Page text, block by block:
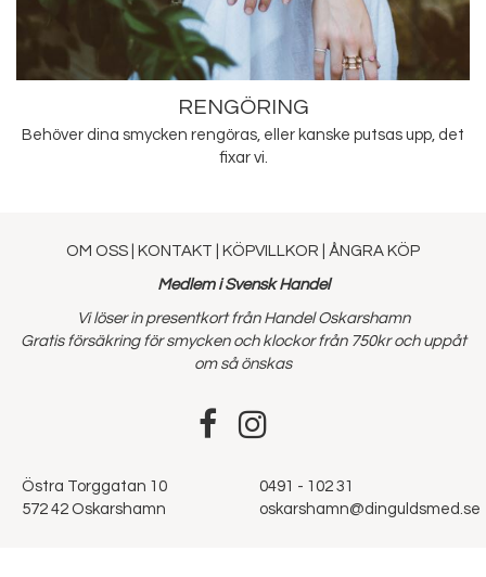
RENGÖRING
Behöver dina smycken rengöras, eller kanske putsas upp, det
fixar vi.
OM OSS KONTAKT KÖPVILLKOR ÅNGRA KÖP
Medlem i Svensk Handel
Vi löser in presentkort från Handel Oskarshamn
Gratis försäkring för smycken och klockor från 750kr och uppåt
om så önskas
Östra Torggatan 10
572 42 Oskarshamn
0491 - 102 31
oskarshamn@dinguldsmed.se